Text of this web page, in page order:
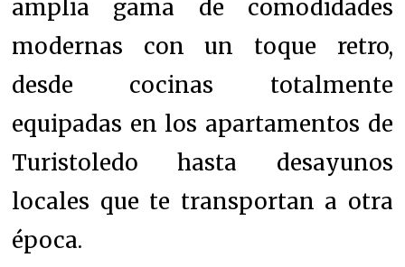
amplia gama de comodidades
modernas con un toque retro,
desde cocinas totalmente
equipadas en los apartamentos de
Turistoledo hasta desayunos
locales que te transportan a otra
época.